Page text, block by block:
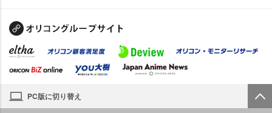
PC版に切り替え